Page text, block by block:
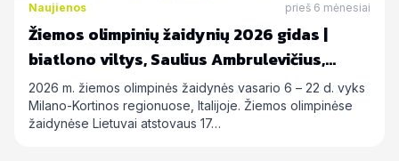
Naujienos prieš 6 mėnesiai
Žiemos olimpinių žaidynių 2026 gidas |
biatlono viltys, Saulius Ambrulevičius,
Allison Reed ir kiti
2026 m. žiemos olimpinės žaidynės vasario 6 – 22 d. vyks
Milano-Kortinos regionuose, Italijoje. Žiemos olimpinėse
žaidynėse Lietuvai atstovaus 17…